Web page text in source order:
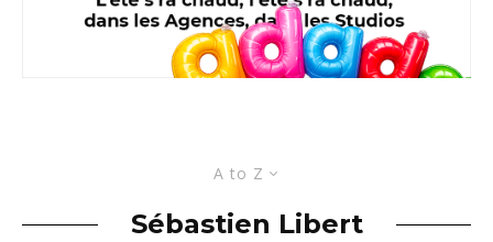
A to Z
Sébastien Libert